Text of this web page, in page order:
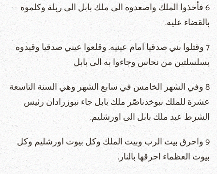
6 فأخذوا الملك واصعدوه الى ملك بابل الى ربلة وكلموه
بالقضاء عليه.
7 وقتلوا بني صدقيا امام عينيه. وقلعوا عيني صدقيا وقيدوه
بسلسلتين من نحاس وجاءوا به الى بابل
8 وفي الشهر الخامس في سابع الشهر وهي السنة التاسعة
عشرة للملك نبوخذناصّر ملك بابل جاء نبوزرادان رئيس
الشرط عبد ملك بابل الى اورشليم.
9 واحرق بيت الرب وبيت الملك وكل بيوت اورشليم وكل
بيوت العظماء احرقها بالنار.